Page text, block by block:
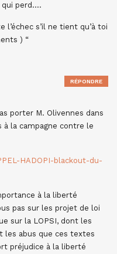
qui perd….
l’échec s’il ne tient qu’à toi
) “
porter M. Olivennes dans
la campagne contre le
HADOPI-blackout-du-
à la liberté
pas sur les projet de loi
sur la LOPSI, dont les
les abus que ces textes
préjudice à la liberté
RÉPONDRE